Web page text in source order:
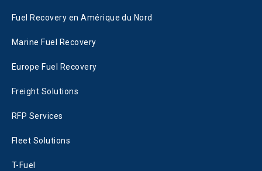
Fuel Recovery en Amérique du Nord
Marine Fuel Recovery
Europe Fuel Recovery
Freight Solutions
RFP Services
Fleet Solutions
T-Fuel